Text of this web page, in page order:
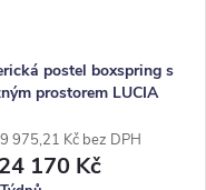
postel boxspring s
prostorem LUCIA
975,21 Kč bez DPH
24 170 Kč